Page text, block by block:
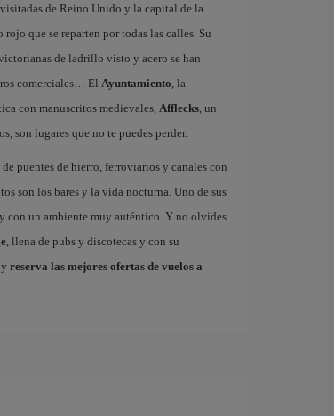
de Reino Unido y la capital de la
que se reparten por todas las calles. Su
de ladrillo visto y acero se han
comerciales… El Ayuntamiento , la
con manuscritos medievales, Afflecks, un
son lugares que no te puedes perder.
puentes de hierro, ferroviarios y canales con
son los bares y la vida nocturna. Uno de sus
con un ambiente muy auténtico. Y no olvides
, llena de pubs y discotecas y con su
reserva las mejores ofertas de vuelos a